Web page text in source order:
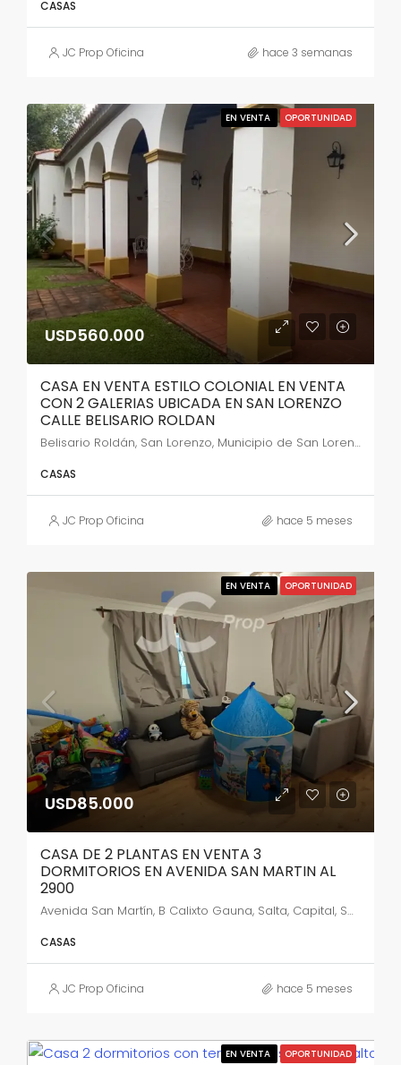
CASAS
JC Prop Oficina hace 3 semanas
EN VENTA OPORTUNIDAD
USD560.000
CASA EN VENTA ESTILO COLONIAL EN VENTA
CON 2 GALERIAS UBICADA EN SAN LORENZO
CALLE BELISARIO ROLDAN
Belisario Roldán, San Lorenzo, Municipio de San Lorenzo, Capital, Salta, 4401, Argentina
CASAS
JC Prop Oficina hace 5 meses
EN VENTA OPORTUNIDAD
USD85.000
CASA DE 2 PLANTAS EN VENTA 3
DORMITORIOS EN AVENIDA SAN MARTIN AL
2900
Avenida San Martín, B Calixto Gauna, Salta, Capital, Salta, 4402, Argentina
CASAS
JC Prop Oficina hace 5 meses
EN VENTA OPORTUNIDAD